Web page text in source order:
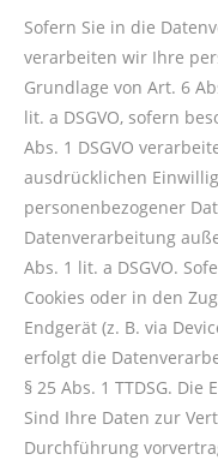
Sofern Sie in die
verarbeiten wir Ihre
Grundlage von Art. 6
lit. a DSGVO, sofern
Abs. 1 DSGVO
ausdrücklichen
personenbezogener
Datenverarbeitung
Abs. 1 lit. a DSGVO.
Cookies oder in den
Endgerät (z. B. via
erfolgt die
§ 25 Abs. 1 TTDSG.
Sind Ihre Daten zur
Durchführung